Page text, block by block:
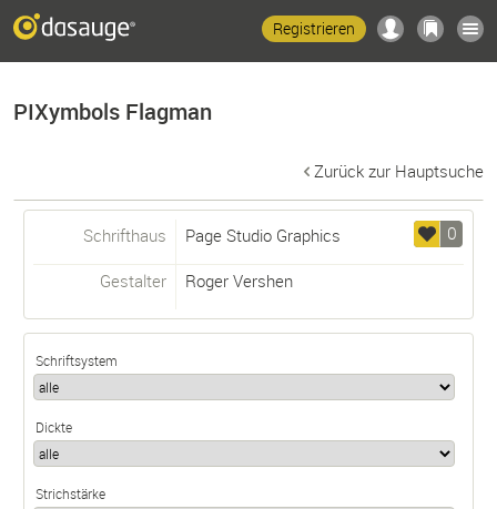
Registrieren
PIXymbols Flagman
Zurück zur Hauptsuche
0
Schrifthaus Page Studio Graphics
Gestalter Roger Vershen
Schriftsystem
Dickte
Strichstärke